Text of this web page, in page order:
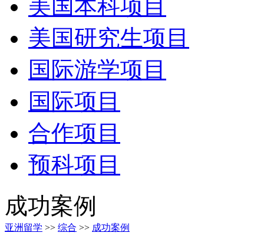
美国本科项目
美国研究生项目
国际游学项目
国际项目
合作项目
预科项目
成功案例
亚洲留学 >> 综合 >> 成功案例